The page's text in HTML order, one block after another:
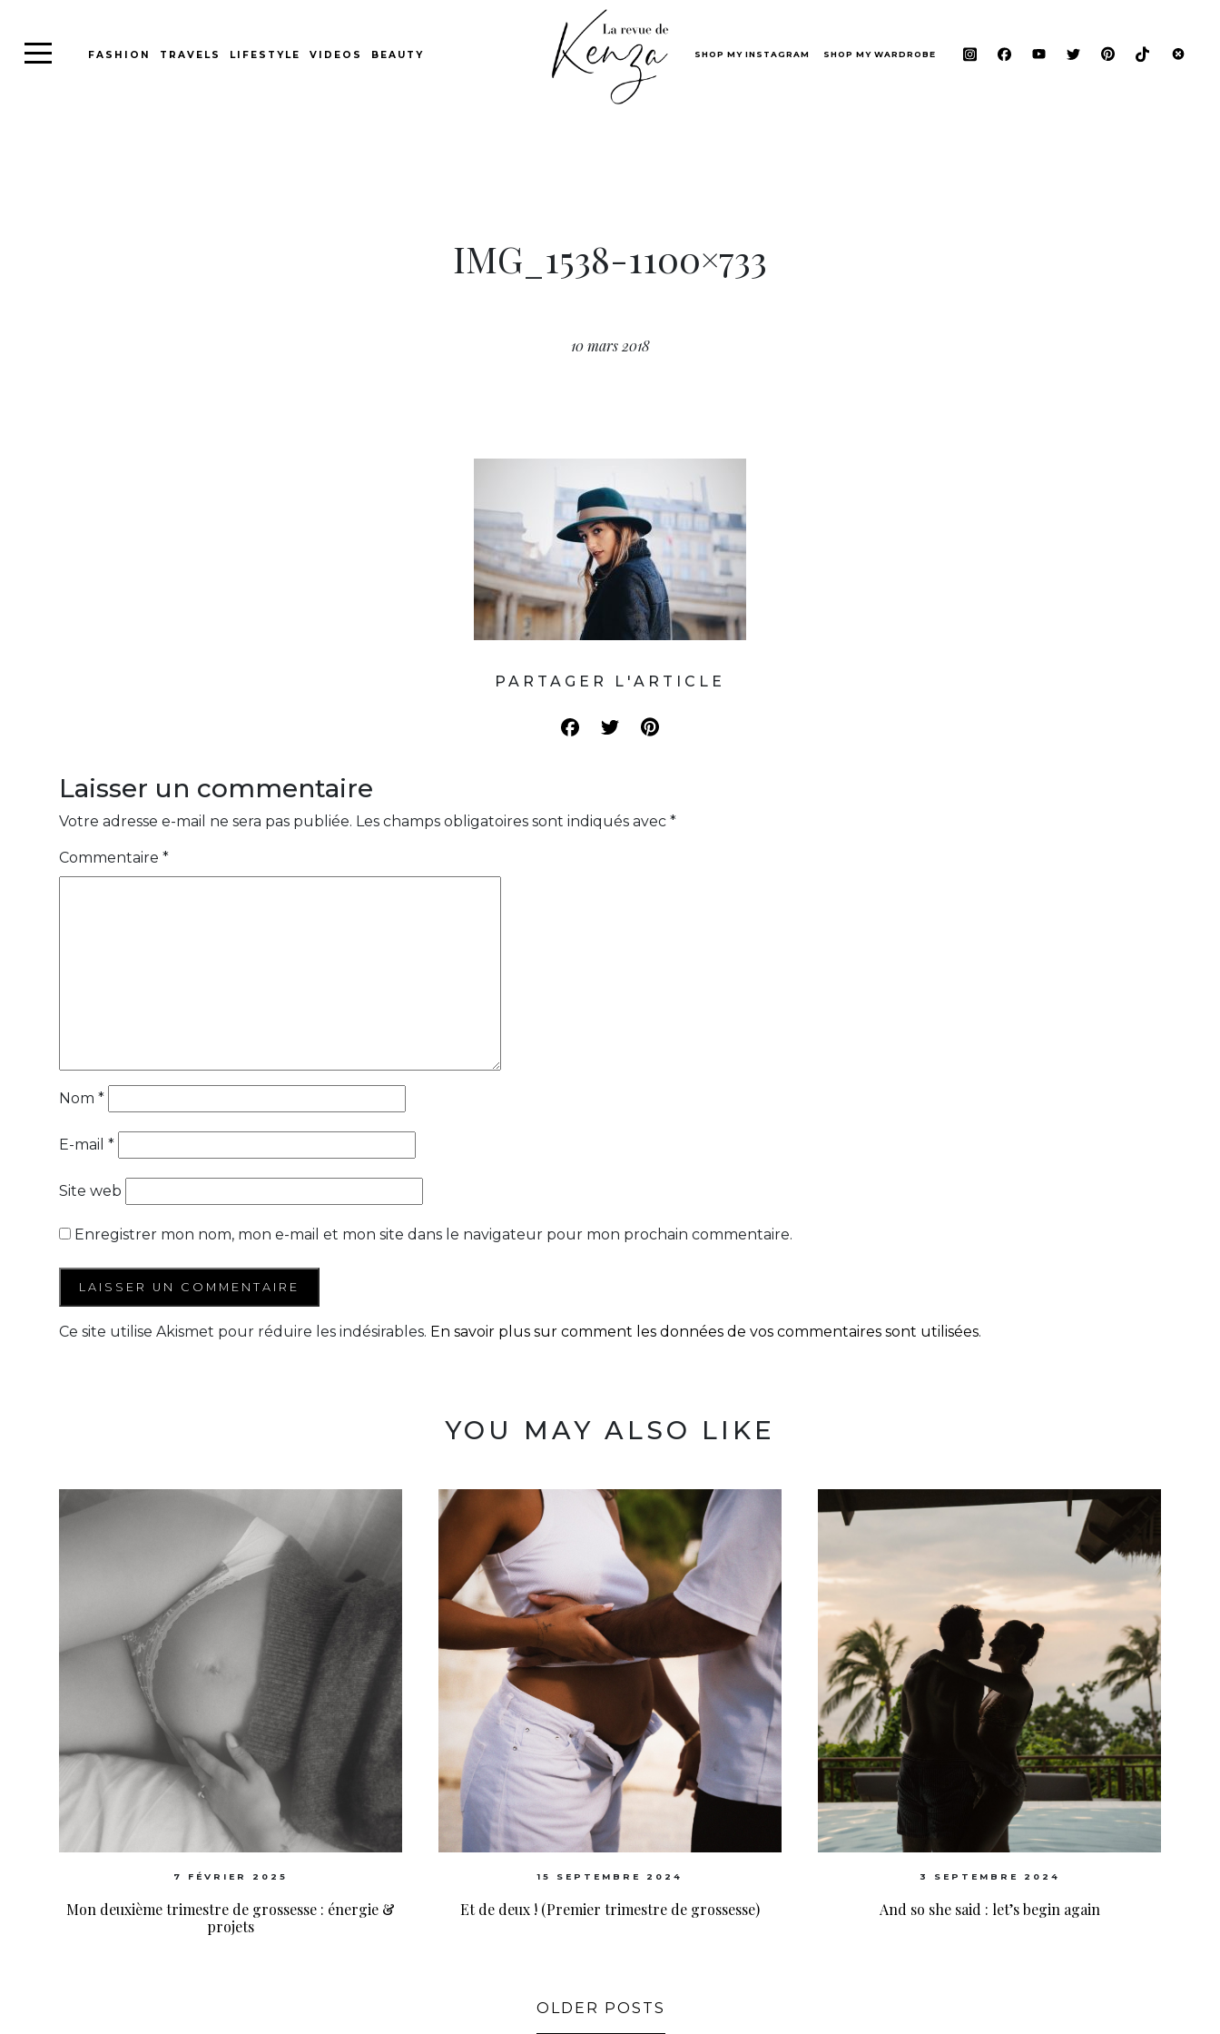
FASHION TRAVELS LIFESTYLE VIDEOS BEAUTY SHOP MY INSTAGRAM SHOP MY WARDROBE
IMG_1538-1100×733
10 mars 2018
PARTAGER L'ARTICLE
Laisser un commentaire
Votre adresse e-mail ne sera pas publiée. Les champs obligatoires sont indiqués avec *
Commentaire *
Nom *
E-mail *
Site web
Enregistrer mon nom, mon e-mail et mon site dans le navigateur pour mon prochain commentaire.
Ce site utilise Akismet pour réduire les indésirables. En savoir plus sur comment les données de vos commentaires sont utilisées.
YOU MAY ALSO LIKE
7 FÉVRIER 2025
Mon deuxième trimestre de grossesse : énergie &
projets
15 SEPTEMBRE 2024
Et de deux ! (Premier trimestre de grossesse)
3 SEPTEMBRE 2024
And so she said : let’s begin again
OLDER POSTS